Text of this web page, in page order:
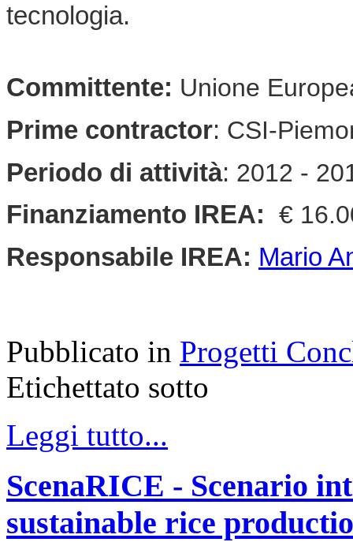
tecnologia.
Committente: Unione
Prime contractor: CSI-
Periodo di attività: 2012 -
Finanziamento IREA: €
Responsabile IREA: Mario
Pubblicato in Progetti
Etichettato sotto
Leggi tutto...
ScenaRICE - Scenario
sustainable rice